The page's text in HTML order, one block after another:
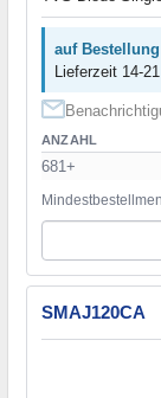
auf
Lieferzeit 14-
ANZAHL
681+
SMAJ120CA